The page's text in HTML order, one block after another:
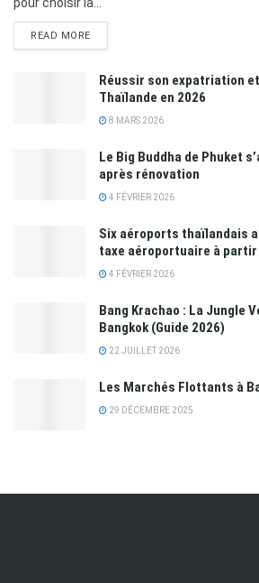
READ MORE
Réussir son expatriation
Thaïlande en 2026
8 MARS 2026
Le Big Buddha de Phuket
après rénovation
4 FÉVRIER 2026
Six aéroports thaïlandais
taxe aéroportuaire à partir
4 FÉVRIER 2026
Bang Krachao : La Jungle
Bangkok (Guide 2026)
22 JUILLET 2026
Les Marchés Flottants à
29 DÉCEMBRE 2025